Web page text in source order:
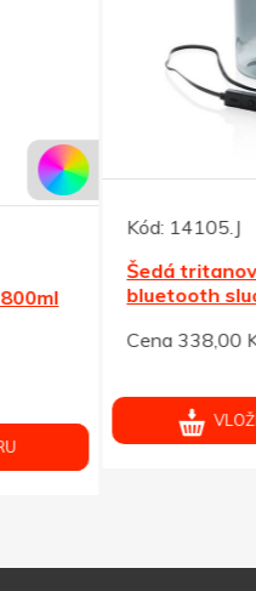
Šedá tritanová láhev s
bluetooth sluchátky 500 ml
Cena 338,00 Kč
VLOŽIT DO VÝBĚRU